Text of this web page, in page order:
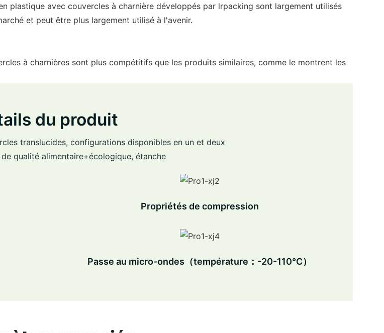
plastique avec couvercles à charnière développés par lrpacking sont largement utilisés
et peut être plus largement utilisé à l'avenir.
à charnières sont plus compétitifs que les produits similaires, comme le montrent les
du produit
translucides, configurations disponibles en un et deux
qualité alimentaire+écologique, étanche
Propriétés de compression
Passe au micro-ondes（température：-20-110℃）